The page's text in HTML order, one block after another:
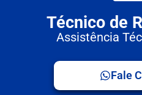
Técnico de
Assistência
Fale